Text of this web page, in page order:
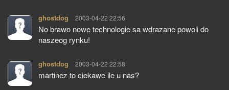
ghostdog pisze:
2003-04-22 22:56
No brawo nowe technologie sa wdrazane powoli do
naszeog rynku!
ghostdog pisze:
2003-04-22 22:58
martinez to ciekawe ile u nas?